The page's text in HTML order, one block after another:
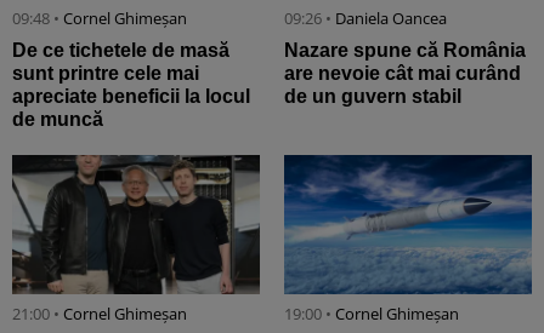
09:48 • Cornel Ghimeșan
De ce tichetele de masă
sunt printre cele mai
apreciate beneficii la locul
de muncă
09:26 • Daniela Oancea
Nazare spune că România
are nevoie cât mai curând
de un guvern stabil
21:00 • Cornel Ghimeșan 19:00 • Cornel Ghimeșan